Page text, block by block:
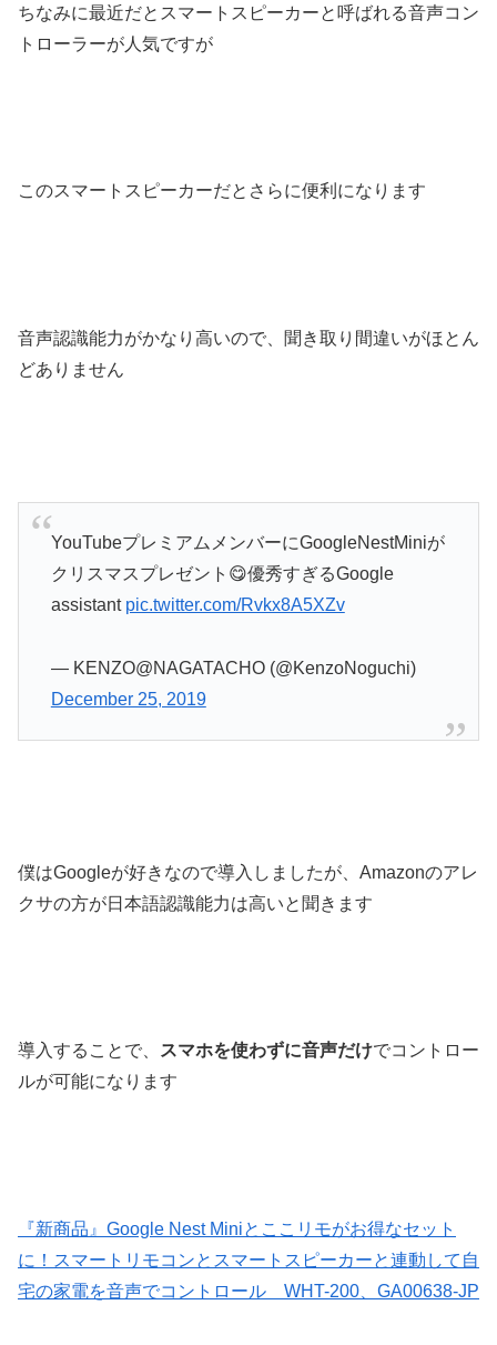
ちなみに最近だとスマートスピーカーと呼ばれる音声コン
トローラーが人気ですが
このスマートスピーカーだとさらに便利になります
音声認識能力がかなり高いので、聞き取り間違いがほとん
どありません
YouTubeプレミアムメンバーにGoogleNestMiniが
クリスマスプレゼント😋優秀すぎるGoogle
assistant pic.twitter.com/Rvkx8A5XZv
— KENZO@NAGATACHO (@KenzoNoguchi)
December 25, 2019
僕はGoogleが好きなので導入しましたが、Amazonのアレ
クサの方が日本語認識能力は高いと聞きます
導入することで、 スマホを使わずに音声だけでコントロー
ルが可能になります
『新商品』Google Nest Miniとここリモがお得なセット
に！スマートリモコンとスマートスピーカーと連動して自
宅の家電を音声でコントロール WHT-200、GA00638-JP